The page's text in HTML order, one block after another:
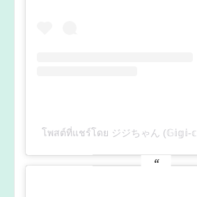
โพสต์ที่แชร์โดย ジジちゃん (𝔾𝕚𝕘𝕚-